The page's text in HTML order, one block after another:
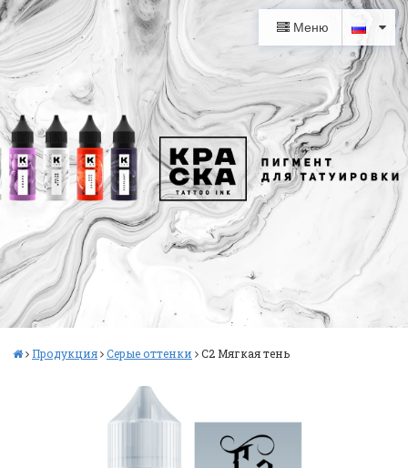
Меню
Продукция Серые оттенки С2 Мягкая тень